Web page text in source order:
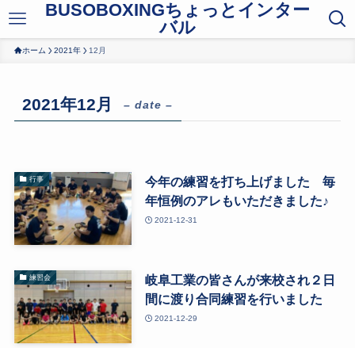
BUSOBOXINGちょっとインター
バル
ホーム 2021年 12月
2021年12月 – date –
行事
今年の練習を打ち上げました 毎
年恒例のアレもいただきました♪
2021-12-31
練習会
岐阜工業の皆さんが来校され２日
間に渡り合同練習を行いました
2021-12-29